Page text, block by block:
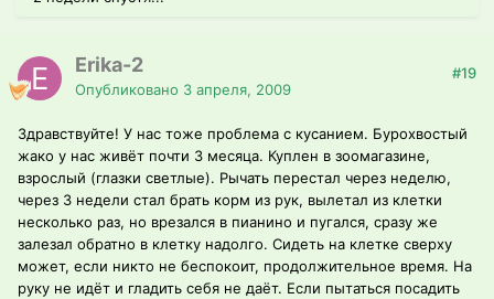
Erika-2
Опубликовано 3 апреля, 2009
#19
Здравствуйте! У нас тоже проблема с кусанием. Бурохвостый
жако у нас живёт почти 3 месяца. Куплен в зоомагазине,
взрослый (глазки светлые). Рычать перестал через неделю,
через 3 недели стал брать корм из рук, вылетал из клетки
несколько раз, но врезался в пианино и пугался, сразу же
залезал обратно в клетку надолго. Сидеть на клетке сверху
может, если никто не беспокоит, продолжительное время. На
руку не идёт и гладить себя не даёт. Если пытаться посадить